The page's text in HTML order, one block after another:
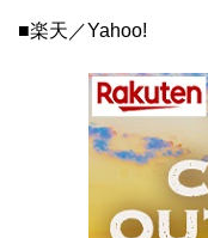
■楽天／Yahoo!